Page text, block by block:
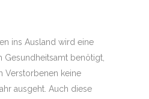
ins Ausland wird eine
Gesundheitsamt benötigt,
Verstorbenen keine
ausgeht. Auch diese